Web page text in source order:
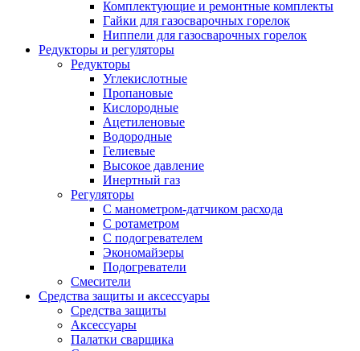
Комплектующие и ремонтные комплекты
Гайки для газосварочных горелок
Ниппели для газосварочных горелок
Редукторы и регуляторы
Редукторы
Углекислотные
Пропановые
Кислородные
Ацетиленовые
Водородные
Гелиевые
Высокое давление
Инертный газ
Регуляторы
С манометром-датчиком расхода
С ротаметром
С подогревателем
Экономайзеры
Подогреватели
Смесители
Средства защиты и аксессуары
Средства защиты
Аксессуары
Палатки сварщика